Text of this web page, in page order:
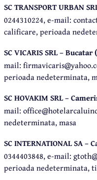
SC TRANSPORT URBAN
0244310224, e-mail:
calificare, perioada
SC VICARIS SRL – Bucatar
mail:
perioada nedeterminata,
SC HOVAKIM SRL –
mail:
nedeterminata, masa
SC INTERNATIONAL SA –
0344403848, e-mail:
perioada nedeterminata,